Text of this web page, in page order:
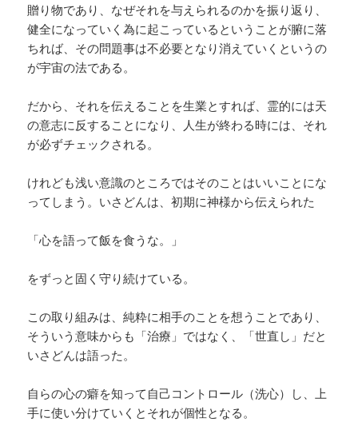
贈り物であり、なぜそれを与えられるのかを振り返り、
健全になっていく為に起こっているということが腑に落
ちれば、その問題事は不必要となり消えていくというの
が宇宙の法である。
だから、それを伝えることを生業とすれば、霊的には天
の意志に反することになり、人生が終わる時には、それ
が必ずチェックされる。
けれども浅い意識のところではそのことはいいことにな
ってしまう。いさどんは、初期に神様から伝えられた
「心を語って飯を食うな。」
をずっと固く守り続けている。
この取り組みは、純粋に相手のことを想うことであり、
そういう意味からも「治療」ではなく、「世直し」だと
いさどんは語った。
自らの心の癖を知って自己コントロール（洗心）し、上
手に使い分けていくとそれが個性となる。